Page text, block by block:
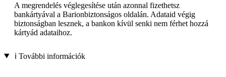
A megrendelés véglegesítése után azonnal fizethetsz
bankártyával a Barionbiztonságos oldalán. Adataid végig
biztonságban lesznek, a bankon kívül senki nem férhet hozzá
kártyád adataihoz.
ℹ️ További információk